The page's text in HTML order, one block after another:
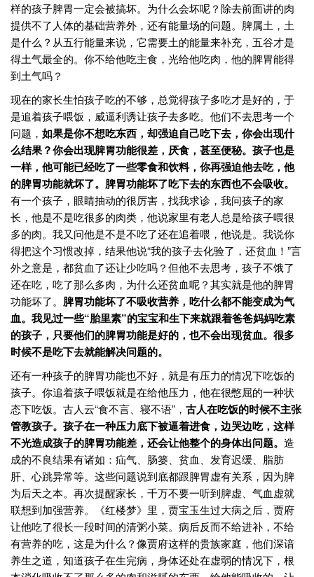
样的孩子脾胃一定会被搞坏。为什么会坏呢？除去前面讲的肉
提供不了人体的基础营养外，还有能量场的问题。脾属土，土
是什么？从五行能量来说，它需要土的能量来补充，五谷才是
得土气最全的。你不给他吃主食，光给他吃肉，他的脾胃能得
到土气吗？
现在的家长生怕孩子吃的不够，总觉得孩子多吃才是好的，于
是追着孩子喂饭，威逼利诱让孩子去多吃。他们不去思考一个
问题， 如果是你不想吃东西，却强迫自己吃下去，你会出现什
么结果？你会出现脾胃功能很差，厌食，甚至便秘。孩子也是
一样，他可能已经吃了一些零食和饮料，你再强迫他去吃，他
的脾胃功能就坏了。脾胃功能坏了吃下去的东西也不会吸收。
有一个孩子，眼睛抽动的很厉害，找我求诊，我问孩子的家
长，他是不是吃很多的肉类，他说家里有老人总是给孩子喂很
多的肉。我又问他是不是不吃了还在追着喂，他说是。我说你
得把这个习惯改掉，结果他说“我的孩子去化验了，还贫血！”言
外之意是，都贫血了还让少吃吗？但他不去思考，孩子不饿了
还在吃，吃了那么多肉，为什么还贫血呢？其实就是他的脾胃
功能坏了。 脾胃功能坏了不吸收营养，吃什么都不能变成为气
血。我见过一些“胎里素”的宝宝和生下来就跟着爸爸妈妈吃素
的孩子，只要他们的脾胃功能是好的，也不会出现贫血。很多
时候不是吃下去就能解决问题的。
还有一种孩子的脾胃功能也不好，就是有压力的情况下吃饭的
孩子。你追着孩子喂饭就是在给他压力，他在很憋屈的一种状
态下吃饭。古人云“食不言、寝不语”， 古人在吃饭的时候不主张
管教孩子。孩子在一种压力底下被逼着进食，边哭边吃，这样
不光造成孩子的脾胃功能差，还会让他整个的身体出问题。 造
成的不良结果有诸如：疝气、肠篓、贫血、发育迟缓、脂肪
肝、心跳异常等。这些问题说到底都跟脾胃虚有关系，因为脾
为后天之本。再次提醒家长，千万不要一听到脾虚、气血虚就
联想到加强营养。《红楼梦》里，贾宝玉生过大病之后，贾府
让他吃了很长一段时间的清粥小菜。病后反而不给进补，不给
有营养的吃，这是为什么？像贾府这样的贵族家庭，他们深谙
养生之道，知道孩子在生完病，身体还处在虚弱的情况下，根